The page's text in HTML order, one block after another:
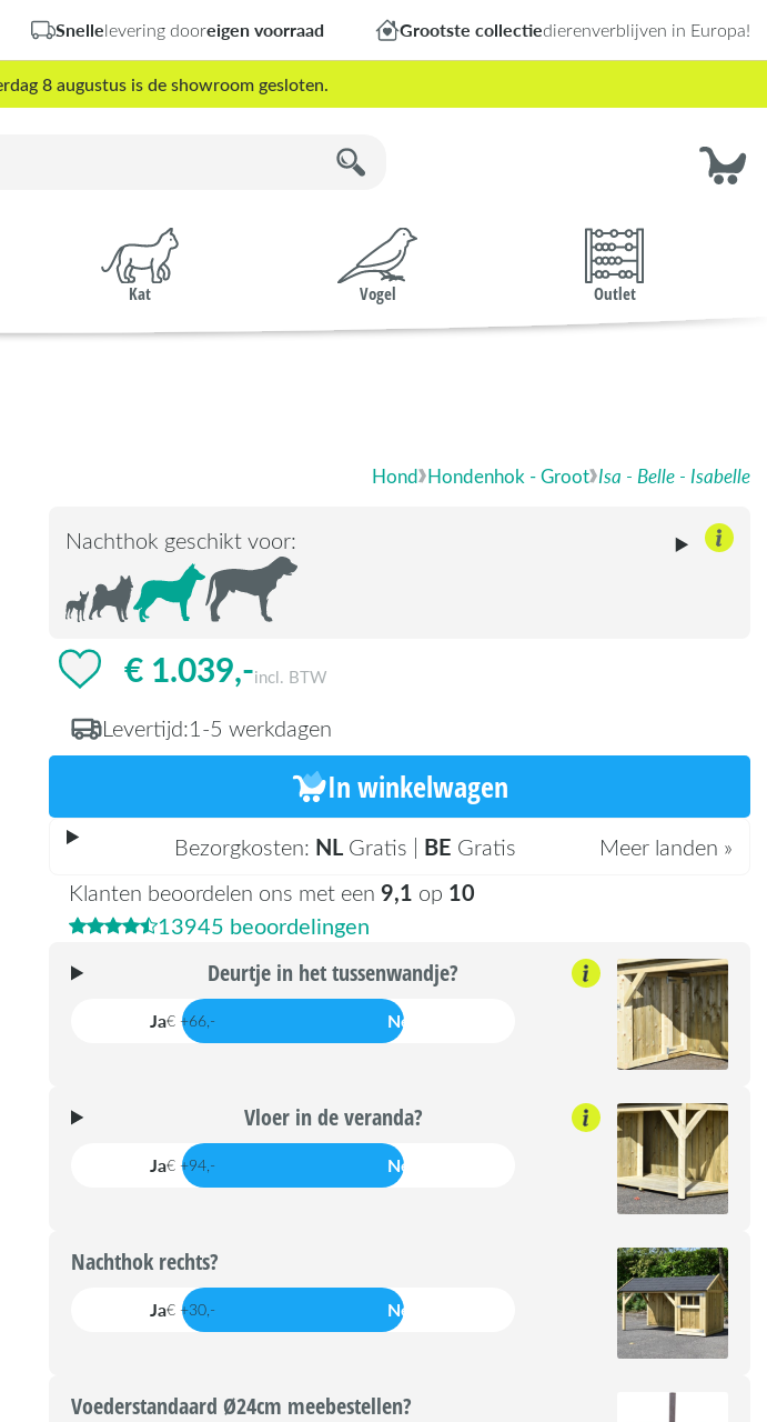
Snellelevering dooreigen voorraad Grootste collectiedierenverblijven in Europa!
8 augustus is de showroom gesloten.
Kat Vogel Outlet
Hond Hondenhok - Groot Isa - Belle - Isabelle
Nachthok geschikt voor:
€ 1.039,-incl. BTW
Levertijd:1-5 werkdagen
In winkelwagen
Bezorgkosten: NLGratis | BE Gratis
Meer landen »
Klanten beoordelen ons met een 9,1 op 10
13945 beoordelingen
Deurtje in het tussenwandje?
Ja€ +66,- Nee
Vloer in de veranda?
Ja€ +94,- Nee
Nachthok rechts?
Ja€ +30,- Nee
Voederstandaard Ø24cm meebestellen?